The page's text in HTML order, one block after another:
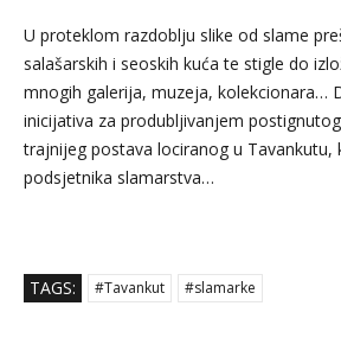
U proteklom razdoblju slike od slame
salašarskih i seoskih kuća te stigle do
mnogih galerija, muzeja, kolekcionara…
inicijativa za produbljivanjem
trajnijeg postava lociranog u Tavankutu,
podsjetnika slamarstva…
TAGS: #Tavankut #slamarke